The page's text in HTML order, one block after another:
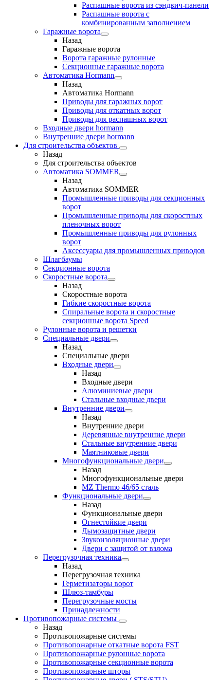
Распашные ворота из сэндвич-панели
Распашные ворота с
комбинированным заполнением
Гаражные ворота
Назад
Гаражные ворота
Ворота гаражные рулонные
Секционные гаражные ворота
Автоматика Hormann
Назад
Автоматика Hormann
Приводы для гаражных ворот
Приводы для откатных ворот
Приводы для распашных ворот
Входные двери hormann
Внутренние двери hormann
Для строительства объектов
Назад
Для строительства объектов
Автоматика SOMMER
Назад
Автоматика SOMMER
Промышленные приводы для секционных
ворот
Промышленные приводы для скоростных
пленочных ворот
Промышленные приводы для рулонных
ворот
Аксессуары для промышленных приводов
Шлагбаумы
Секционные ворота
Скоростные ворота
Назад
Скоростные ворота
Гибкие скоростные ворота
Спиральные ворота и скоростные
секционные ворота Speed
Рулонные ворота и решетки
Специальные двери
Назад
Специальные двери
Входные двери
Назад
Входные двери
Алюминиевые двери
Стальные входные двери
Внутренние двери
Назад
Внутренние двери
Деревянные внутренние двери
Стальные внутренние двери
Маятниковые двери
Многофункциональные двери
Назад
Многофункциональные двери
MZ Thermo 46/65 сталь
Функциональные двери
Назад
Функциональные двери
Огнестойкие двери
Дымозащитные двери
Звукоизоляционные двери
Двери с защитой от взлома
Перегрузочная техника
Назад
Перегрузочная техника
Герметизаторы ворот
Шлюз-тамбуры
Перегрузочные мосты
Принадлежности
Противопожарные системы
Назад
Противопожарные системы
Противопожарные откатные ворота FST
Противопожарные рулонные ворота
Противопожарные секционные ворота
Противопожарные шторы